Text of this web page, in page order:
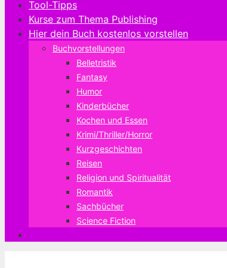
Tool-Tipps
Kurse zum Thema Publishing
Hier dein Buch kostenlos vorstellen
Buchvorstellungen
Belletristik
Fantasy
Humor
Kinderbücher
Kochen und Essen
Krimi/Thriller/Horror
Kurzgeschichten
Reisen
Religion und Spiritualität
Romantik
Sachbücher
Science Fiction